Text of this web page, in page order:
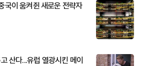
국이 움켜쥔 새로운 전략자
산다...유럽 열광시킨 메이